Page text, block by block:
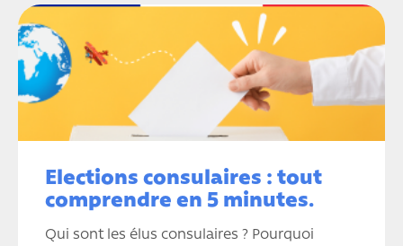
Elections consulaires : tout
comprendre en 5 minutes.
Qui sont les élus consulaires ? Pourquoi